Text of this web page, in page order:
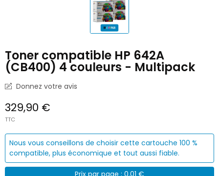
Toner compatible HP 642A
(CB400) 4 couleurs - Multipack
Donnez votre avis
329,90 €
TTC
Nous vous conseillons de choisir cette cartouche 100 %
compatible, plus économique et tout aussi fiable.
Prix par page : 0.01 €